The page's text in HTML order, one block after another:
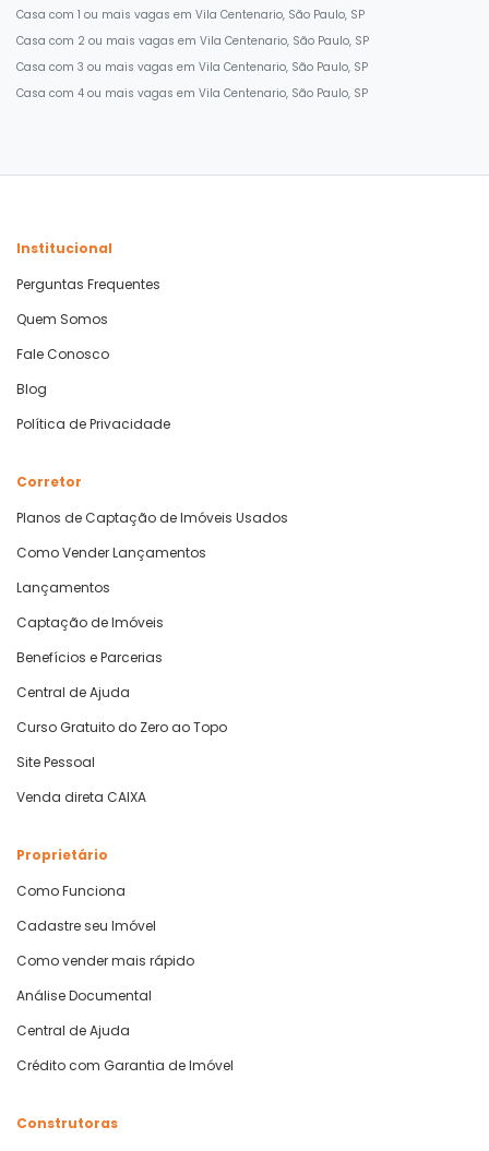
Casa com 1 ou mais vagas em Vila Centenario, São Paulo, SP
Casa com 2 ou mais vagas em Vila Centenario, São Paulo, SP
Casa com 3 ou mais vagas em Vila Centenario, São Paulo, SP
Casa com 4 ou mais vagas em Vila Centenario, São Paulo, SP
Institucional
Perguntas Frequentes
Quem Somos
Fale Conosco
Blog
Política de Privacidade
Corretor
Planos de Captação de Imóveis Usados
Como Vender Lançamentos
Lançamentos
Captação de Imóveis
Benefícios e Parcerias
Central de Ajuda
Curso Gratuito do Zero ao Topo
Site Pessoal
Venda direta CAIXA
Proprietário
Como Funciona
Cadastre seu Imóvel
Como vender mais rápido
Análise Documental
Central de Ajuda
Crédito com Garantia de Imóvel
Construtoras